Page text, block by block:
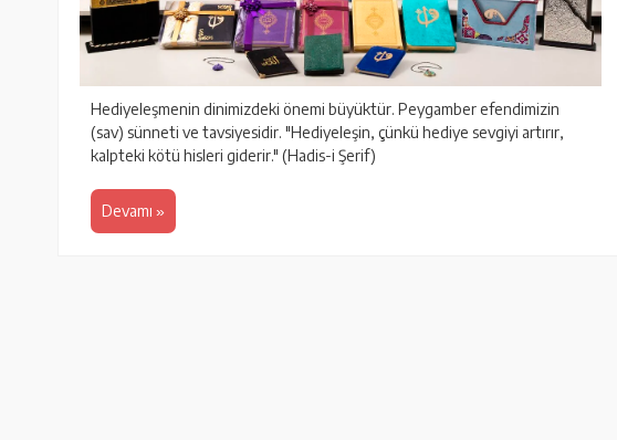
Hediyeleşmenin dinimizdeki önemi büyüktür. Peygamber efendimizin
(sav) sünneti ve tavsiyesidir. "Hediyeleşin, çünkü hediye sevgiyi artırır,
kalpteki kötü hisleri giderir." (Hadis-i Şerif)
Devamı